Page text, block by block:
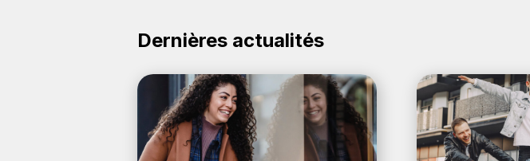
Dernières actualités